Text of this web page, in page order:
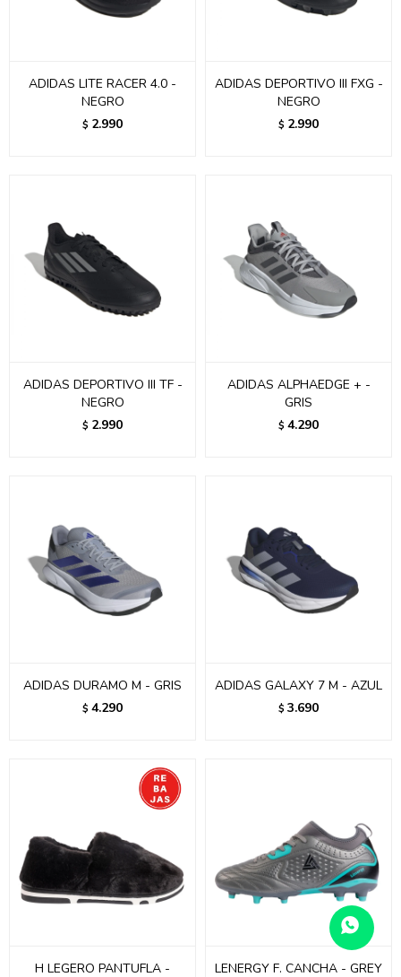
ADIDAS LITE RACER 4.0 -
NEGRO
$ 2.990
ADIDAS DEPORTIVO III FXG -
NEGRO
$ 2.990
ADIDAS DEPORTIVO III TF -
NEGRO
$ 2.990
ADIDAS ALPHAEDGE + -
GRIS
$ 4.290
ADIDAS DURAMO M - GRIS
$ 4.290
ADIDAS GALAXY 7 M - AZUL
$ 3.690
H LEGERO PANTUFLA - LENERGY F. CANCHA - GREY